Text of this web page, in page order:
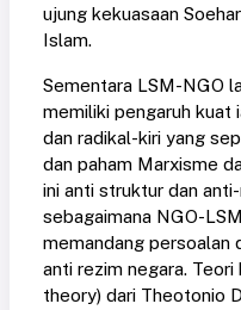
ujung kekuasaan
Islam.
Sementara LSM-NGO
memiliki pengaruh kuat
dan radikal-kiri yang
dan paham Marxisme
ini anti struktur dan
sebagaimana NGO-
memandang persoalan
anti rezim negara.
theory) dari Theotonio